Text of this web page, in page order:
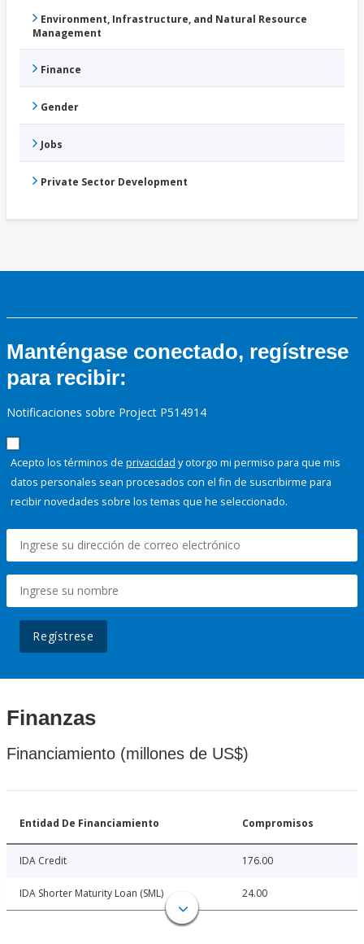
Environment, Infrastructure, and Natural Resource
Management
Finance
Gender
Jobs
Private Sector Development
Manténgase conectado, regístrese
para recibir:
Notificaciones sobre Project P514914
Acepto los términos de privacidad y otorgo mi permiso para que mis
datos personales sean procesados con el fin de suscribirme para
recibir novedades sobre los temas que he seleccionado.
Regístrese
Finanzas
Financiamiento (millones de US$)
Entidad De Financiamiento Compromisos
IDA Credit 176.00
IDA Shorter Maturity Loan (SML) 24.00